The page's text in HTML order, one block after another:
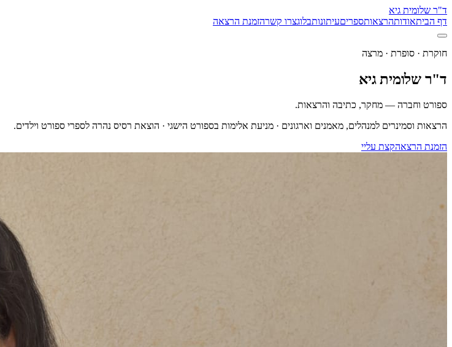
ד"ר שלומית גיא
דף הביתאודותהרצאותספריםעיתונותבלוגצרו קשרהזמנת הרצאה
חוקרת · סופרת · מרצה
ד"ר שלומית גיא
ספורט וחברה — מחקר, כתיבה והרצאות.
הרצאות וסמינרים למנהלים, מאמנים וארגונים · מניעת אלימות בספורט הישגי · הוצאת רסיס נהרה לספרי ספורט וילדים.
הזמנת הרצאהקצת עליי